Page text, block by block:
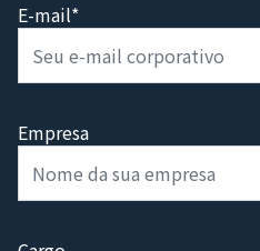
E-mail*
Empresa